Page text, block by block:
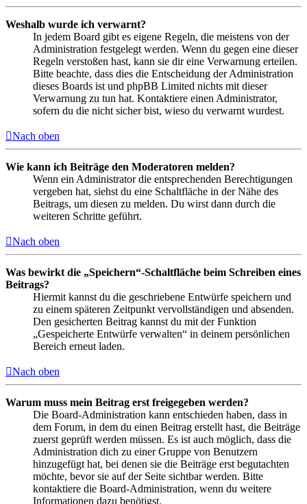
Weshalb wurde ich verwarnt?
In jedem Board gibt es eigene Regeln, die meistens von der
Administration festgelegt werden. Wenn du gegen eine dieser
Regeln verstoßen hast, kann sie dir eine Verwarnung erteilen.
Bitte beachte, dass dies die Entscheidung der Administration
dieses Boards ist und phpBB Limited nichts mit dieser
Verwarnung zu tun hat. Kontaktiere einen Administrator,
sofern du die nicht sicher bist, wieso du verwarnt wurdest.
Nach oben
Wie kann ich Beiträge den Moderatoren melden?
Wenn ein Administrator die entsprechenden Berechtigungen
vergeben hat, siehst du eine Schaltfläche in der Nähe des
Beitrags, um diesen zu melden. Du wirst dann durch die
weiteren Schritte geführt.
Nach oben
Was bewirkt die „Speichern“-Schaltfläche beim Schreiben eines
Beitrags?
Hiermit kannst du die geschriebene Entwürfe speichern und
zu einem späteren Zeitpunkt vervollständigen und absenden.
Den gesicherten Beitrag kannst du mit der Funktion
„Gespeicherte Entwürfe verwalten“ in deinem persönlichen
Bereich erneut laden.
Nach oben
Warum muss mein Beitrag erst freigegeben werden?
Die Board-Administration kann entschieden haben, dass in
dem Forum, in dem du einen Beitrag erstellt hast, die Beiträge
zuerst geprüft werden müssen. Es ist auch möglich, dass die
Administration dich zu einer Gruppe von Benutzern
hinzugefügt hat, bei denen sie die Beiträge erst begutachten
möchte, bevor sie auf der Seite sichtbar werden. Bitte
kontaktiere die Board-Administration, wenn du weitere
Informationen dazu benötigst.